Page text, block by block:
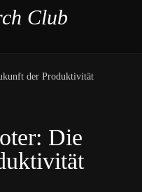
der Produktivität
Die